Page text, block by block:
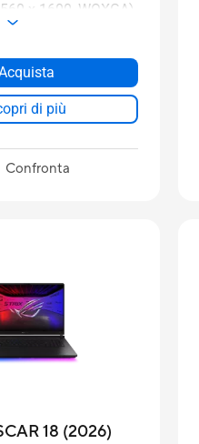
x 1600, WQXGA)
ROG Nebula
PCIe® 4.0 SSD
di più
Confronta
18 (2026)